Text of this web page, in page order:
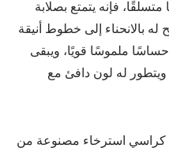
متسلقًا، فإنه يتمتع بصلابة
له بالانحناء إلى خطوط أنيقة
ملموسًا قويًا، ويبقى
ويتطور له لون دافئ مع
كراسي استرخاء مصنوعة من